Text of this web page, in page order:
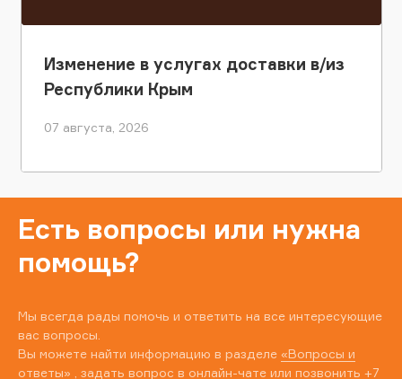
Изменение в услугах доставки в/из
Республики Крым
07 августа, 2026
Есть вопросы или нужна
помощь?
Мы всегда рады помочь и ответить на все интересующие
вас вопросы.
Вы можете найти информацию в разделе «Вопросы и
ответы» , задать вопрос в онлайн-чате или позвонить +7